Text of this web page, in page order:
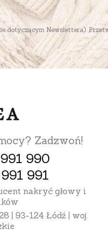
dotyczącym Newslettera).
Zadzwoń!
990
991
nakryć głowy i
| 93-124 Łódź | woj.